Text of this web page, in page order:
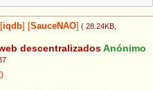
iqdb SauceNAO ( 28.24KB
descentralizadosAnónimo